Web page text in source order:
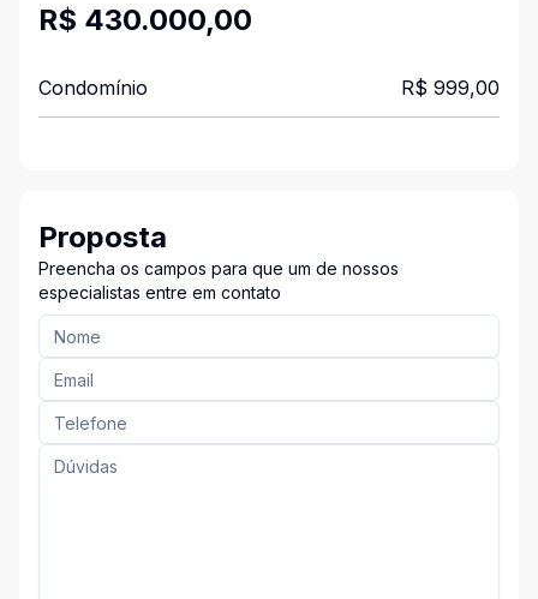
R$ 430.000,00
Condomínio R$ 999,00
Proposta
Preencha os campos para que um de nossos
especialistas entre em contato